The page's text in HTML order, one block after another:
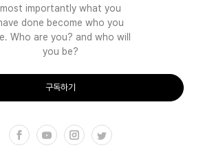
most importantly what you
done become who you
Who are you? and who will
you be?
구독하기